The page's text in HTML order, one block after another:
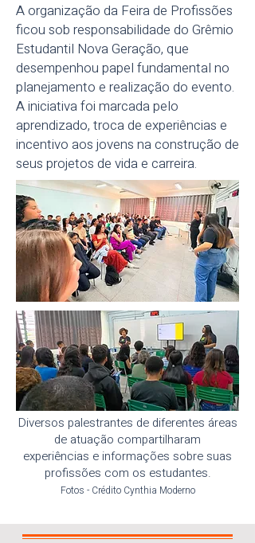
A organização da Feira de Profissões
ficou sob responsabilidade do Grêmio
Estudantil Nova Geração, que
desempenhou papel fundamental no
planejamento e realização do evento.
A iniciativa foi marcada pelo
aprendizado, troca de experiências e
incentivo aos jovens na construção de
seus projetos de vida e carreira.
Diversos palestrantes de diferentes áreas
de atuação compartilharam
experiências e informações sobre suas
profissões com os estudantes.
Fotos - Crédito Cynthia Moderno